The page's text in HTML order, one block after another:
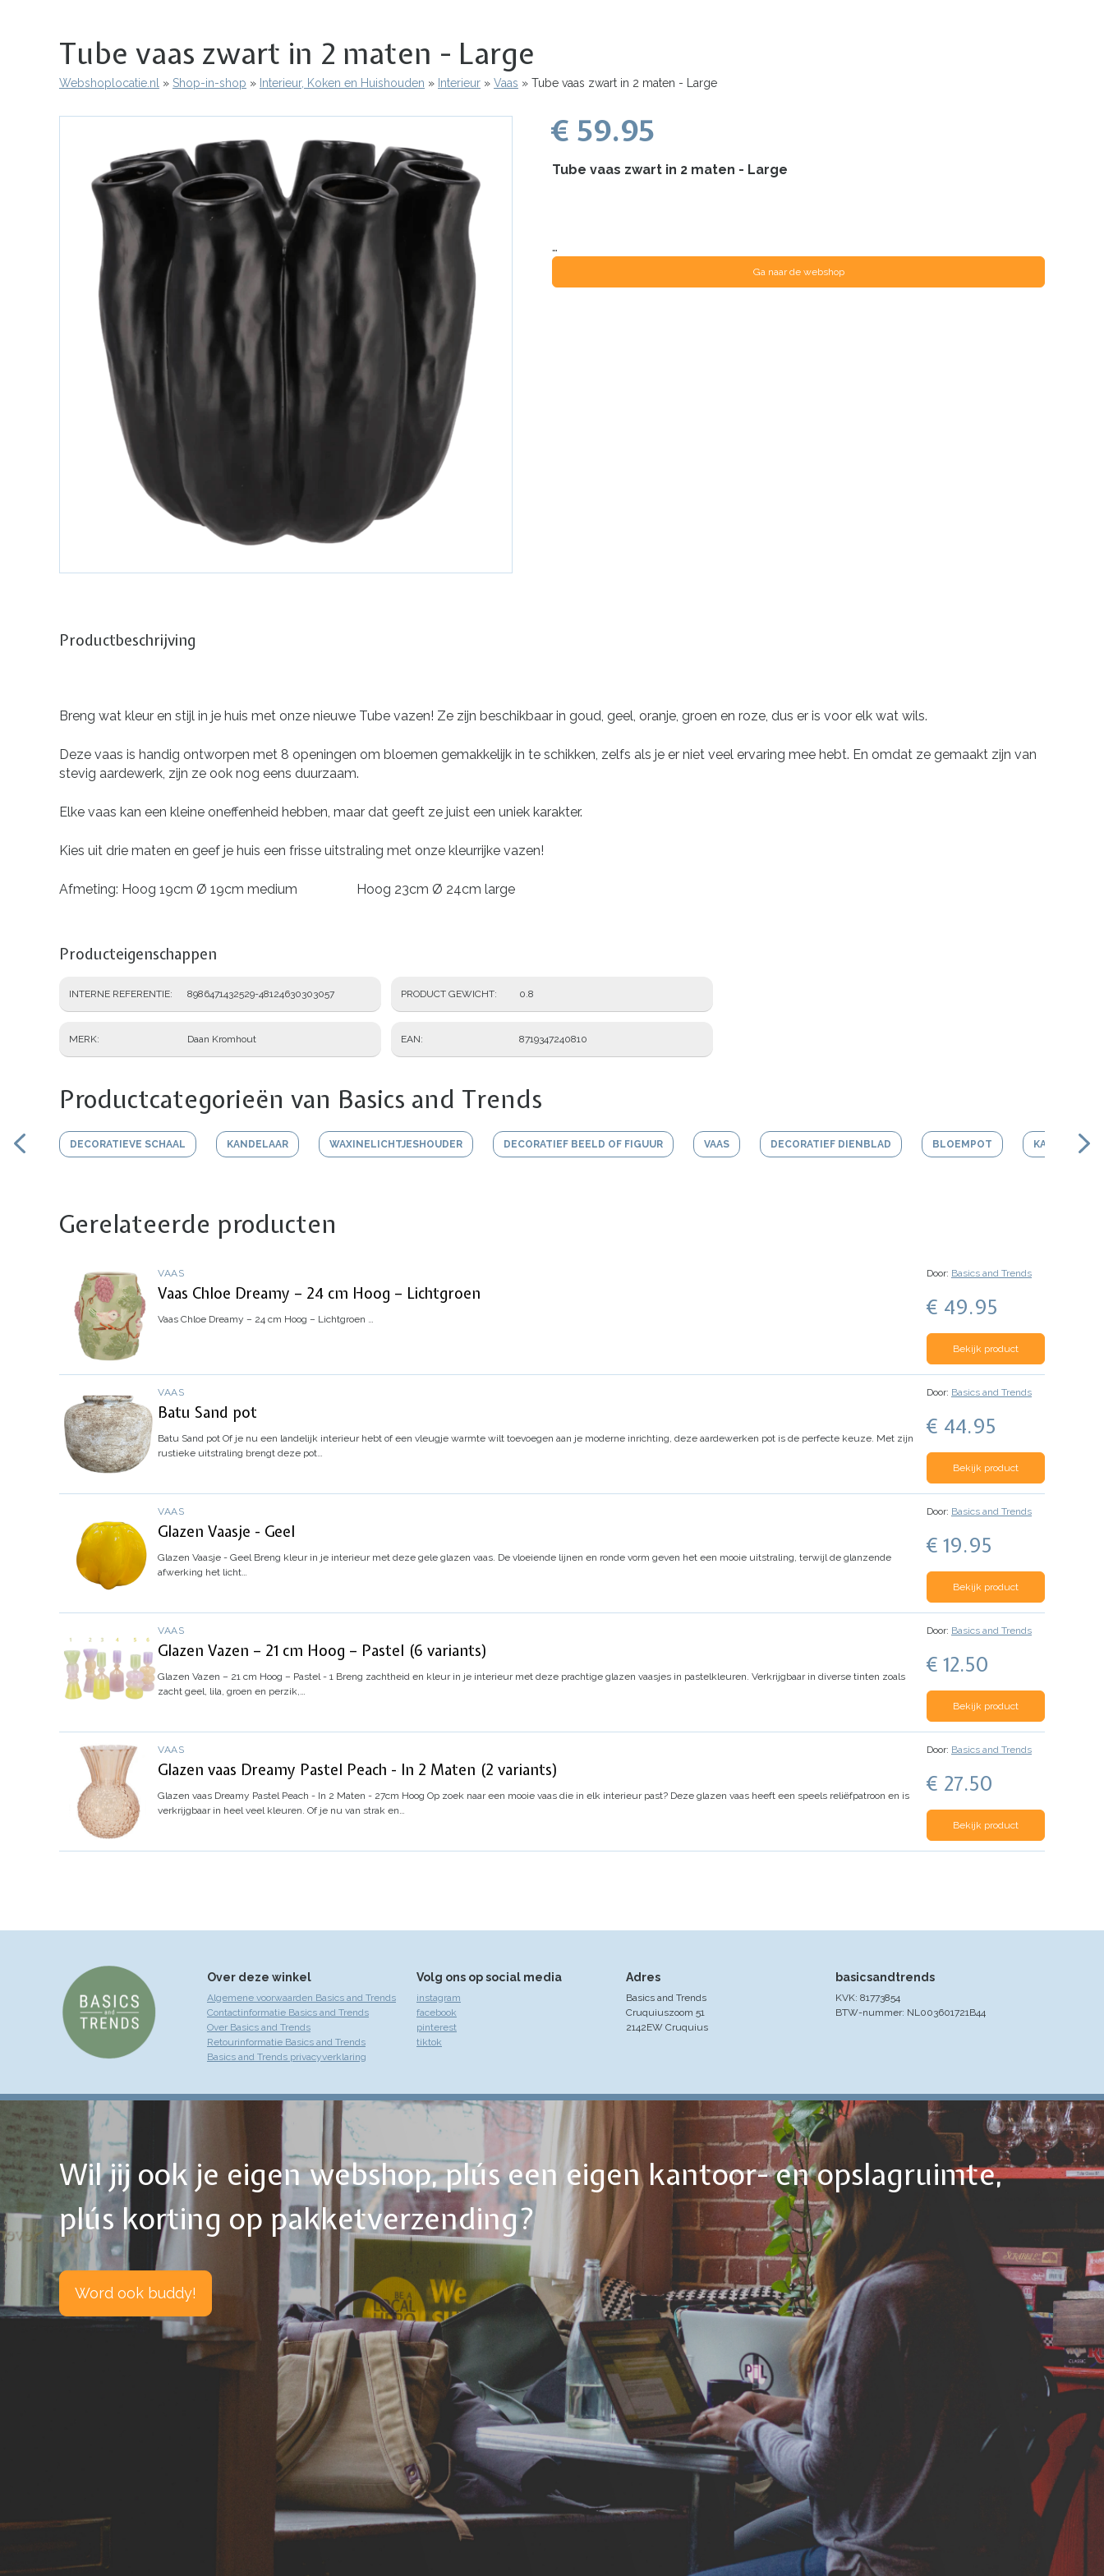
Tube vaas zwart in 2 maten - Large
Kruimelpad
Webshoplocatie.nl Shop-in-shop Interieur, Koken en Huishouden Interieur Vaas Tube vaas zwart in 2 maten - Large
€ 59.95
Tube vaas zwart in 2 maten - Large
…
Ga naar de webshop
Productbeschrijving
Breng wat kleur en stijl in je huis met onze nieuwe Tube vazen! Ze zijn beschikbaar in goud, geel, oranje, groen en roze, dus er is voor elk wat wils.
Deze vaas is handig ontworpen met 8 openingen om bloemen gemakkelijk in te schikken, zelfs als je er niet veel ervaring mee hebt. En omdat ze gemaakt zijn van
stevig aardewerk, zijn ze ook nog eens duurzaam.
Elke vaas kan een kleine oneffenheid hebben, maar dat geeft ze juist een uniek karakter.
Kies uit drie maten en geef je huis een frisse uitstraling met onze kleurrijke vazen!
Afmeting: Hoog 19cm Ø 19cm medium Hoog 23cm Ø 24cm large
Producteigenschappen
INTERNE REFERENTIE 8986471432529-48124630303057
MERK Daan Kromhout
PRODUCT GEWICHT 0.8
EAN 8719347240810
Productcategorieën van Basics and Trends
DECORATIEVE SCHAAL KANDELAAR WAXINELICHTJESHOUDER DECORATIEF BEELD OF FIGUUR VAAS DECORATIEF DIENBLAD BLOEMPOT KAARS
Gerelateerde producten
VAAS
Vaas Chloe Dreamy – 24 cm Hoog – Lichtgroen
Vaas Chloe Dreamy – 24 cm Hoog – Lichtgroen
Door: Basics and Trends
€ 49.95
Bekijk product
VAAS
Batu Sand pot
Batu Sand pot Of je nu een landelijk interieur hebt of een vleugje warmte wilt toevoegen aan je moderne inrichting, deze aardewerken pot is de perfecte keuze. Met zijn
rustieke uitstraling brengt deze pot…
Door: Basics and Trends
€ 44.95
Bekijk product
VAAS
Glazen Vaasje - Geel
Glazen Vaasje - Geel Breng kleur in je interieur met deze gele glazen vaas. De vloeiende lijnen en ronde vorm geven het een mooie uitstraling, terwijl de glanzende
afwerking het licht…
Door: Basics and Trends
€ 19.95
Bekijk product
VAAS
Glazen Vazen – 21 cm Hoog – Pastel (6 variants)
Glazen Vazen – 21 cm Hoog – Pastel - 1 Breng zachtheid en kleur in je interieur met deze prachtige glazen vaasjes in pastelkleuren. Verkrijgbaar in diverse tinten zoals
zacht geel, lila, groen en perzik,…
Door: Basics and Trends
€ 12.50
Bekijk product
VAAS
Glazen vaas Dreamy Pastel Peach - In 2 Maten (2 variants)
Glazen vaas Dreamy Pastel Peach - In 2 Maten - 27cm Hoog Op zoek naar een mooie vaas die in elk interieur past? Deze glazen vaas heeft een speels reliëfpatroon en is
verkrijgbaar in heel veel kleuren. Of je nu van strak en…
Door: Basics and Trends
€ 27.50
Bekijk product
Over deze winkel
Algemene voorwaarden Basics and Trends
Contactinformatie Basics and Trends
Over Basics and Trends
Retourinformatie Basics and Trends
Basics and Trends privacyverklaring
Volg ons op social media
instagram
facebook
pinterest
tiktok
Adres
Basics and Trends
Cruquiuszoom 51
2142EW Cruquius
basicsandtrends
KVK: 81773854
BTW-nummer: NL003601721B44
Wil jij ook je eigen webshop, plús een eigen kantoor- en opslagruimte,
plús korting op pakketverzending?
Word ook buddy!